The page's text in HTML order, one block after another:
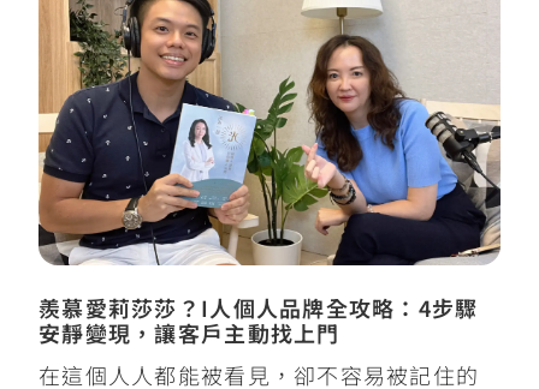
羨慕愛莉莎莎？I人個人品牌全攻略：4步驟
安靜變現，讓客戶主動找上門
在這個人人都能被看見，卻不容易被記住的